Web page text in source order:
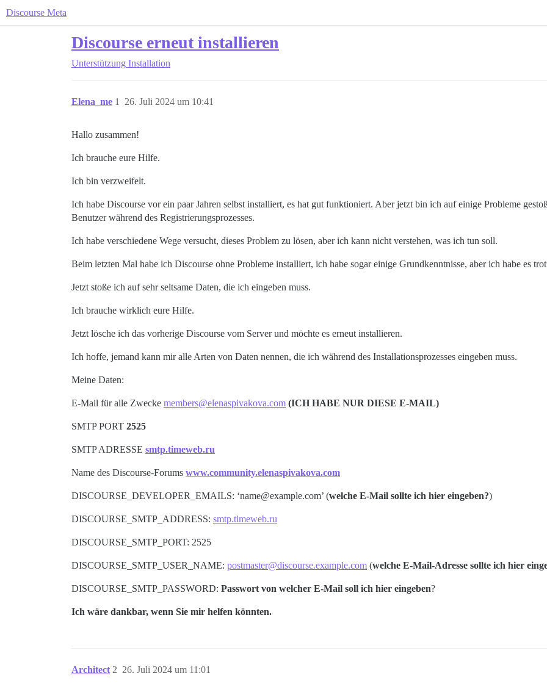
Discourse Meta
Discourse erneut installieren
Unterstützung Installation
Elena_me 26. Juli 2024 um 10:41
1
Hallo zusammen!
Ich brauche eure Hilfe.
Ich bin verzweifelt.
Ich habe Discourse vor ein paar Jahren selbst installiert, es hat gut funktioniert. Aber jetzt bin ich auf einige Probleme
Benutzer während des Registrierungsprozesses.
Ich habe verschiedene Wege versucht, dieses Problem zu lösen, aber ich kann nicht verstehen, was ich tun soll.
Beim letzten Mal habe ich Discourse ohne Probleme installiert, ich habe sogar einige Grundkenntnisse, aber ich habe es
Jetzt stoße ich auf sehr seltsame Daten, die ich eingeben muss.
Ich brauche wirklich eure Hilfe.
Jetzt lösche ich das vorherige Discourse vom Server und möchte es erneut installieren.
Ich hoffe, jemand kann mir alle Arten von Daten nennen, die ich während des Installationsprozesses eingeben muss.
Meine Daten:
E-Mail für alle Zwecke members@elenaspivakova.com (ICH HABE NUR DIESE E-MAIL)
SMTP PORT 2525
SMTP ADRESSE smtp.timeweb.ru
Name des Discourse-Forums www.community.elenaspivakova.com
DISCOURSE_DEVELOPER_EMAILS: ‘name@example.com’ (welche E-Mail sollte ich hier eingeben?)
DISCOURSE_SMTP_ADDRESS: smtp.timeweb.ru
DISCOURSE_SMTP_PORT: 2525
DISCOURSE_SMTP_USER_NAME: postmaster@discourse.example.com (welche E-Mail-Adresse sollte ich hier
DISCOURSE_SMTP_PASSWORD: Passwort von welcher E-Mail soll ich hier eingeben?
Ich wäre dankbar, wenn Sie mir helfen könnten.
Architect 26. Juli 2024 um 11:01
2